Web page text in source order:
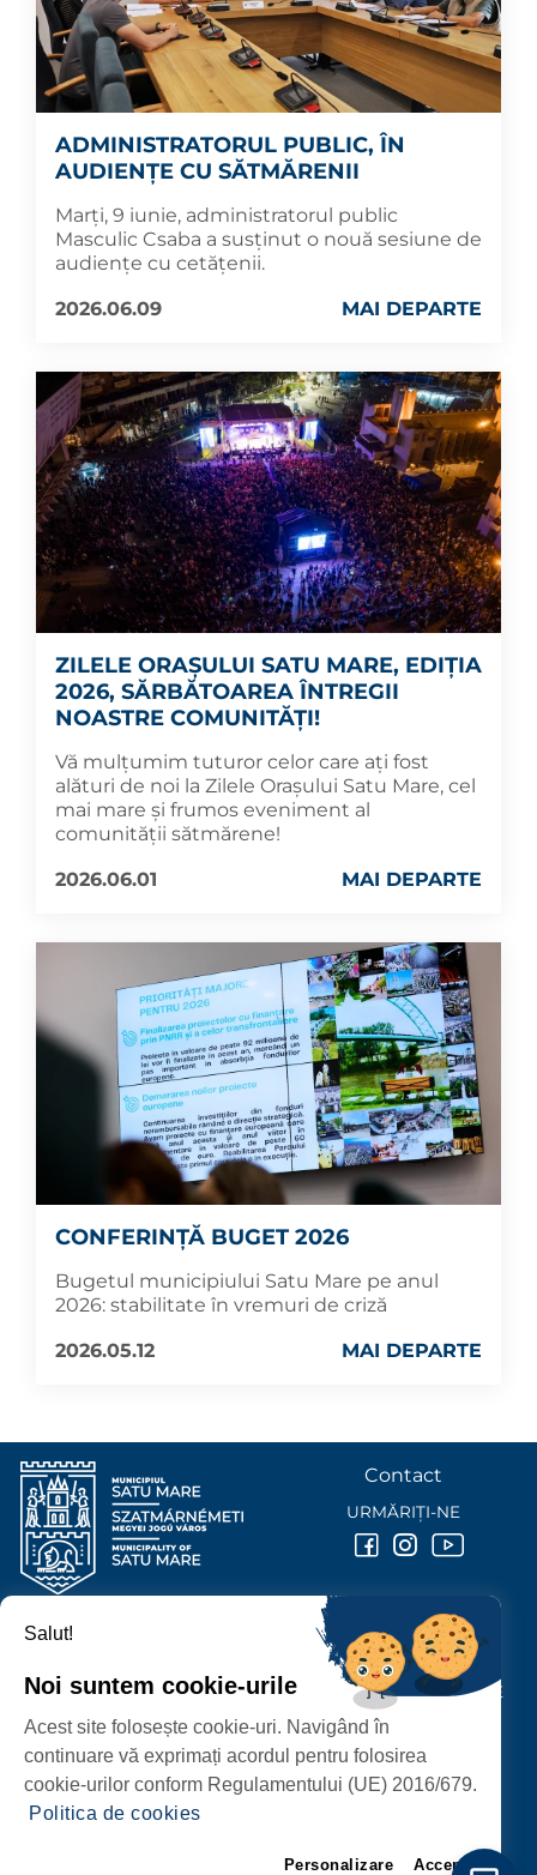
ADMINISTRATORUL PUBLIC, ÎN
AUDIENȚE CU SĂTMĂRENII
Marți, 9 iunie, administratorul public
Masculic Csaba a susținut o nouă sesiune de
audiențe cu cetățenii.
2026.06.09
MAI DEPARTE
ZILELE ORAȘULUI SATU MARE, EDIȚIA
2026, SĂRBĂTOAREA ÎNTREGII
NOASTRE COMUNITĂȚI!
Vă mulțumim tuturor celor care ați fost
alături de noi la Zilele Orașului Satu Mare, cel
mai mare și frumos eveniment al
comunității sătmărene!
2026.06.01
MAI DEPARTE
CONFERINȚĂ BUGET 2026
Bugetul municipiului Satu Mare pe anul
2026: stabilitate în vremuri de criză
2026.05.12
MAI DEPARTE
PROTECȚIA DATELOR PERSONALE
PRIMĂRIA MUNICIPIULUI
P-ȚA 25 OCTOMBRIE, NR. 1 CORP M, 440026 SATU MARE
Contact
URMĂRIȚI-NE
Salut!
Noi suntem cookie-urile
Acest site folosește cookie-uri. Navigând în
continuare vă exprimați acordul pentru folosirea
cookie-urilor conform Regulamentului (UE) 2016/679.
Politica de cookies
Personalizare Accept